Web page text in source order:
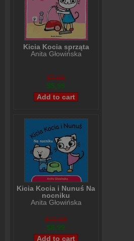
Kicia Kocia sprząta
Anita Głowińska
$7,99
$5,99
Kicia Kocia i Nunuś Na
nocniku
Anita Głowińska
$10,98
$8,99